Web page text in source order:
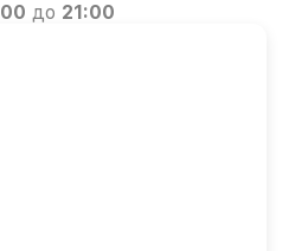
до 21:00